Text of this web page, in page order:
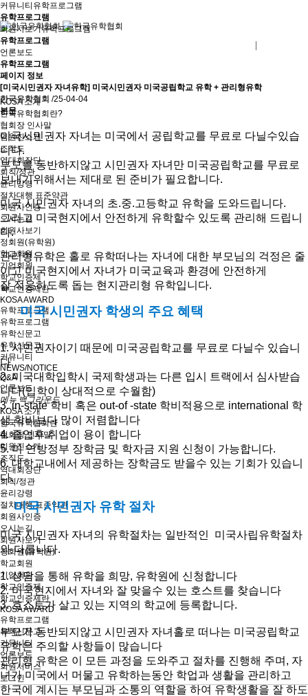
KOSA 소개
한국유학협회란?
협회장 인사말
임원진소개
조직도
역대회장단
회칙/정관
윤리강령
절차대행 표준약관
회원사인증
오시는길
회원사보기
정회원(유학원)
학교회원
기업회원
학교인증제
학교인증제란
KOSA AWARD
유학프로그램
유학프로그램
유학신문고
유학신문고
커뮤니티
NEWS/NOTICE
Q&A
언론보도
메뉴 백그라운드
KOSA 소개
한국유학협회란
협회장 인사말
임원진소개
조직도
역대회장단
회칙/정관
윤리강령
절차대행 표준약관
회원사인증
오시는길
회원사보기
정회원(유학원)
학교회원
기업회원
학교인증제
학교인증제란
KOSA AWARD
유학프로그램
유학신문고
커뮤니티
언론보도
회원서비스
로그인
커뮤니티 유학프로그램
유학프로그램
회원사보기유학프로그램
유학프로그램
언론보도
유학프로그램
페이지 정보
[미국시민권자 자녀유학] 미국시민권자 미국공립학교 유학 + 관리형유학
한국유학협회 /25-04-04
본문
미국시민권자 자녀는 미국에서 공립학교를 무료로 다닐수있습
니다.
부모를 동반하지않고 시민권자 자녀만 미국공립학교를 무료로
보내기위해서는 제대로 된 준비가 필요합니다.
미국 시민권자 자녀의 초.중.고등학교 유학을 도와드립니다.
그리고 미국현지에서 안전하게 유학할수 있도록 관리해 드립니
다.
관리형유학은 홀로 유학떠나는 자녀에 대한 부모님의 걱정은 줄
이고 미국현지에서 자녀가 미국교육과 환경에 안전하게
잘 적응하도록 돕는 현지관리형 유학입니다.
미국 시민권자 학생의 주요 혜택
1. 시민권자이기 때문에 미국공립학교를 무료로 다닐수 있습니
다
2. 미국대학입학시 국제학생과는 다른 입시 트랙에서 심사받습
니다(입학이 상대적으로 수월함)
3. in-state 학비 혹은 out-of -state 학비적용으로 international 학
생 학비보다 많이 저렴합니다
4. 졸업후 취업이 용이 합니다
5. 미 연방정부 장학금 및 학자금 지원 신청이 가능합니다.
6. 대학교내에서 제공하는 장학금도 받을수 있는 기회가 있습니
다.
미국 시민권자 유학 절차
미국 시민권자 자녀의 유학절차는 일반적인 미국사립유학절차
와 다릅니다.
1. 상담을 통해 유학을 희망, 유학원에 신청합니다
2. 미국현지에서 자녀와 잘 맞을수 있는 호스트를 찾습니다
3. 호스트가 살고 있는 지역의 학교에 등록합니다.
부모가 동반되지않고 시민권자 자녀홀로 떠나는 미국공립학교
유학은 주의할 사항들이 많습니다
관리형 유학은 이 모든 과정을 도와주고 절차를 진행해 주며, 자
녀가 미국에서 머물고 유학하는동안 학업과 생활을 관리하고
한국에 계시는 부모님과 소통의 역할을 하여 유학생활을 잘 하도